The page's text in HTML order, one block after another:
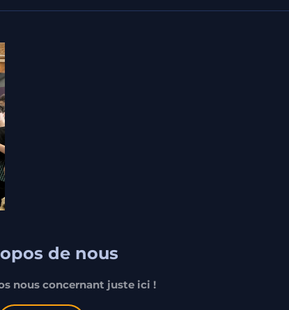
de nous
nous concernant juste ici !